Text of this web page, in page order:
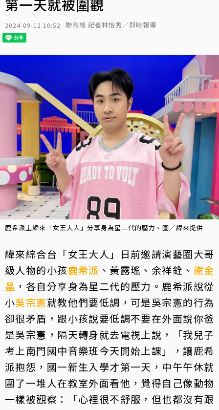
第一天就被圍觀
2024-09-12 10:52 聯合報 記者林怡秀／即時報導
鹿希派上緯來「女王大人」分享身為星二代的壓力。圖／緯來提供
緯來綜合台「女王大人」日前邀請演藝圈大哥
級人物的小孩鹿希派 、黃露瑤、余祥銓、 謝金
晶 ，各自分享身為星二代的壓力。鹿希派說從
小吳宗憲就教他們要低調，可是吳宗憲的行為
卻很矛盾，跟小孩說要低調不要在外面說你爸
是吳宗憲，隔天轉身就去電視上說，「我兒子
考上南門國中音樂班今天開始上課」，讓鹿希
派抱怨，國一新生入學才第一天，中午午休就
圍了一堆人在教室外面看他，覺得自己像動物
一樣被觀察：「心裡很不舒服，但也都沒有跟